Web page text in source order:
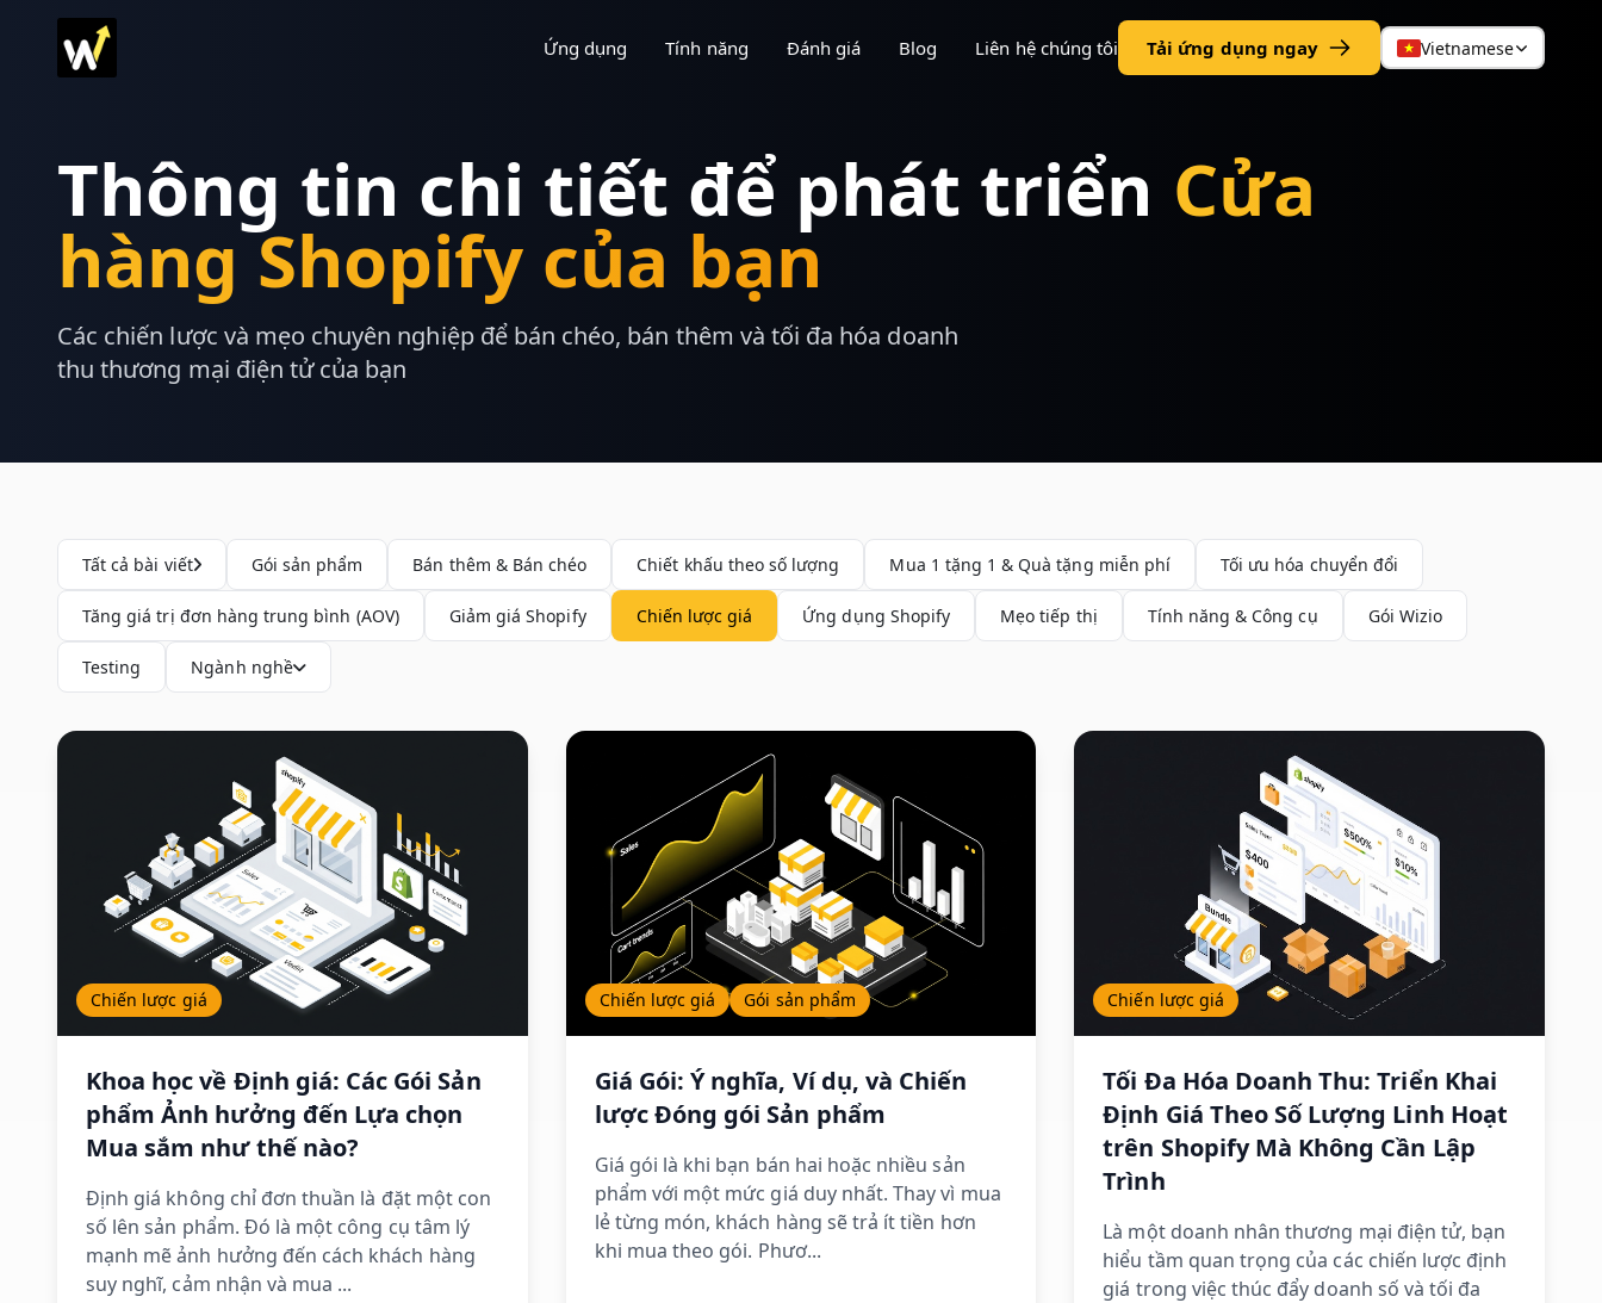
Ứng dụng Tính năng Đánh giá Blog Liên hệ chúng tôi Tải ứng dụng ngay Vietnamese
Thông tin chi tiết để phát triển Cửa
hàng Shopify của bạn
Các chiến lược và mẹo chuyên nghiệp để bán chéo, bán thêm và tối đa hóa doanh
thu thương mại điện tử của bạn
Tất cả bài viết Gói sản phẩm Bán thêm & Bán chéo Chiết khấu theo số lượng Mua 1 tặng 1 & Quà tặng miễn phí Tối ưu hóa chuyển đổi
Tăng giá trị đơn hàng trung bình (AOV) Giảm giá Shopify Chiến lược giá Ứng dụng Shopify Mẹo tiếp thị Tính năng & Công cụ Gói Wizio
Testing Ngành nghề
Chiến lược giá
Khoa học về Định giá: Các Gói Sản
phẩm Ảnh hưởng đến Lựa chọn
Mua sắm như thế nào?
Định giá không chỉ đơn thuần là đặt một con
số lên sản phẩm. Đó là một công cụ tâm lý
mạnh mẽ ảnh hưởng đến cách khách hàng
suy nghĩ, cảm nhận và mua ...
Chiến lược giá Gói sản phẩm
Giá Gói: Ý nghĩa, Ví dụ, và Chiến
lược Đóng gói Sản phẩm
Giá gói là khi bạn bán hai hoặc nhiều sản
phẩm với một mức giá duy nhất. Thay vì mua
lẻ từng món, khách hàng sẽ trả ít tiền hơn
khi mua theo gói. Phươ...
Chiến lược giá
Tối Đa Hóa Doanh Thu: Triển Khai
Định Giá Theo Số Lượng Linh Hoạt
trên Shopify Mà Không Cần Lập
Trình
Là một doanh nhân thương mại điện tử, bạn
hiểu tầm quan trọng của các chiến lược định
giá trong việc thúc đẩy doanh số và tối đa